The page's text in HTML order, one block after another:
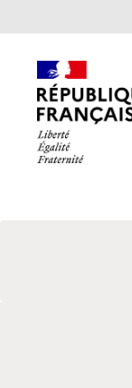
principal,